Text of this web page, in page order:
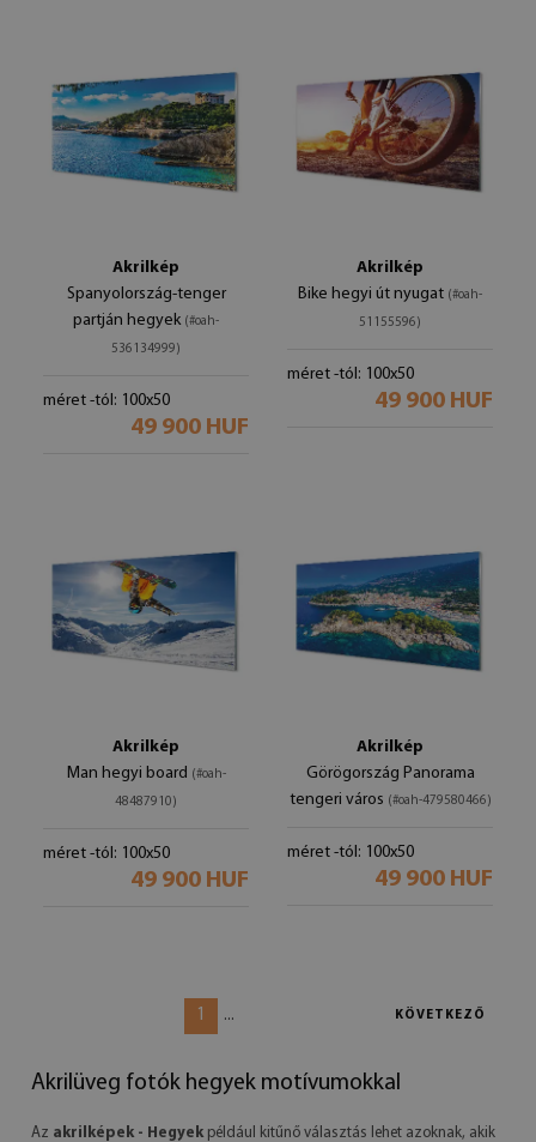
Akrilkép
Spanyolország-tenger
partján hegyek (#oah-
536134999)
méret -tól: 100x50
49 900 HUF
Akrilkép
Bike hegyi út nyugat (#oah-
51155596)
méret -tól: 100x50
49 900 HUF
Akrilkép
Man hegyi board (#oah-
48487910)
méret -tól: 100x50
49 900 HUF
Akrilkép
Görögország Panorama
tengeri város (#oah-479580466)
méret -tól: 100x50
49 900 HUF
1 ... KÖVETKEZŐ
Akrilüveg fotók hegyek motívumokkal
Az akrilképek - Hegyek például kitűnő választás lehet azoknak, akik